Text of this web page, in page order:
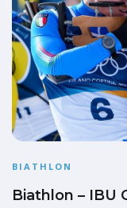
BIATHLON
Biathlon – IBU